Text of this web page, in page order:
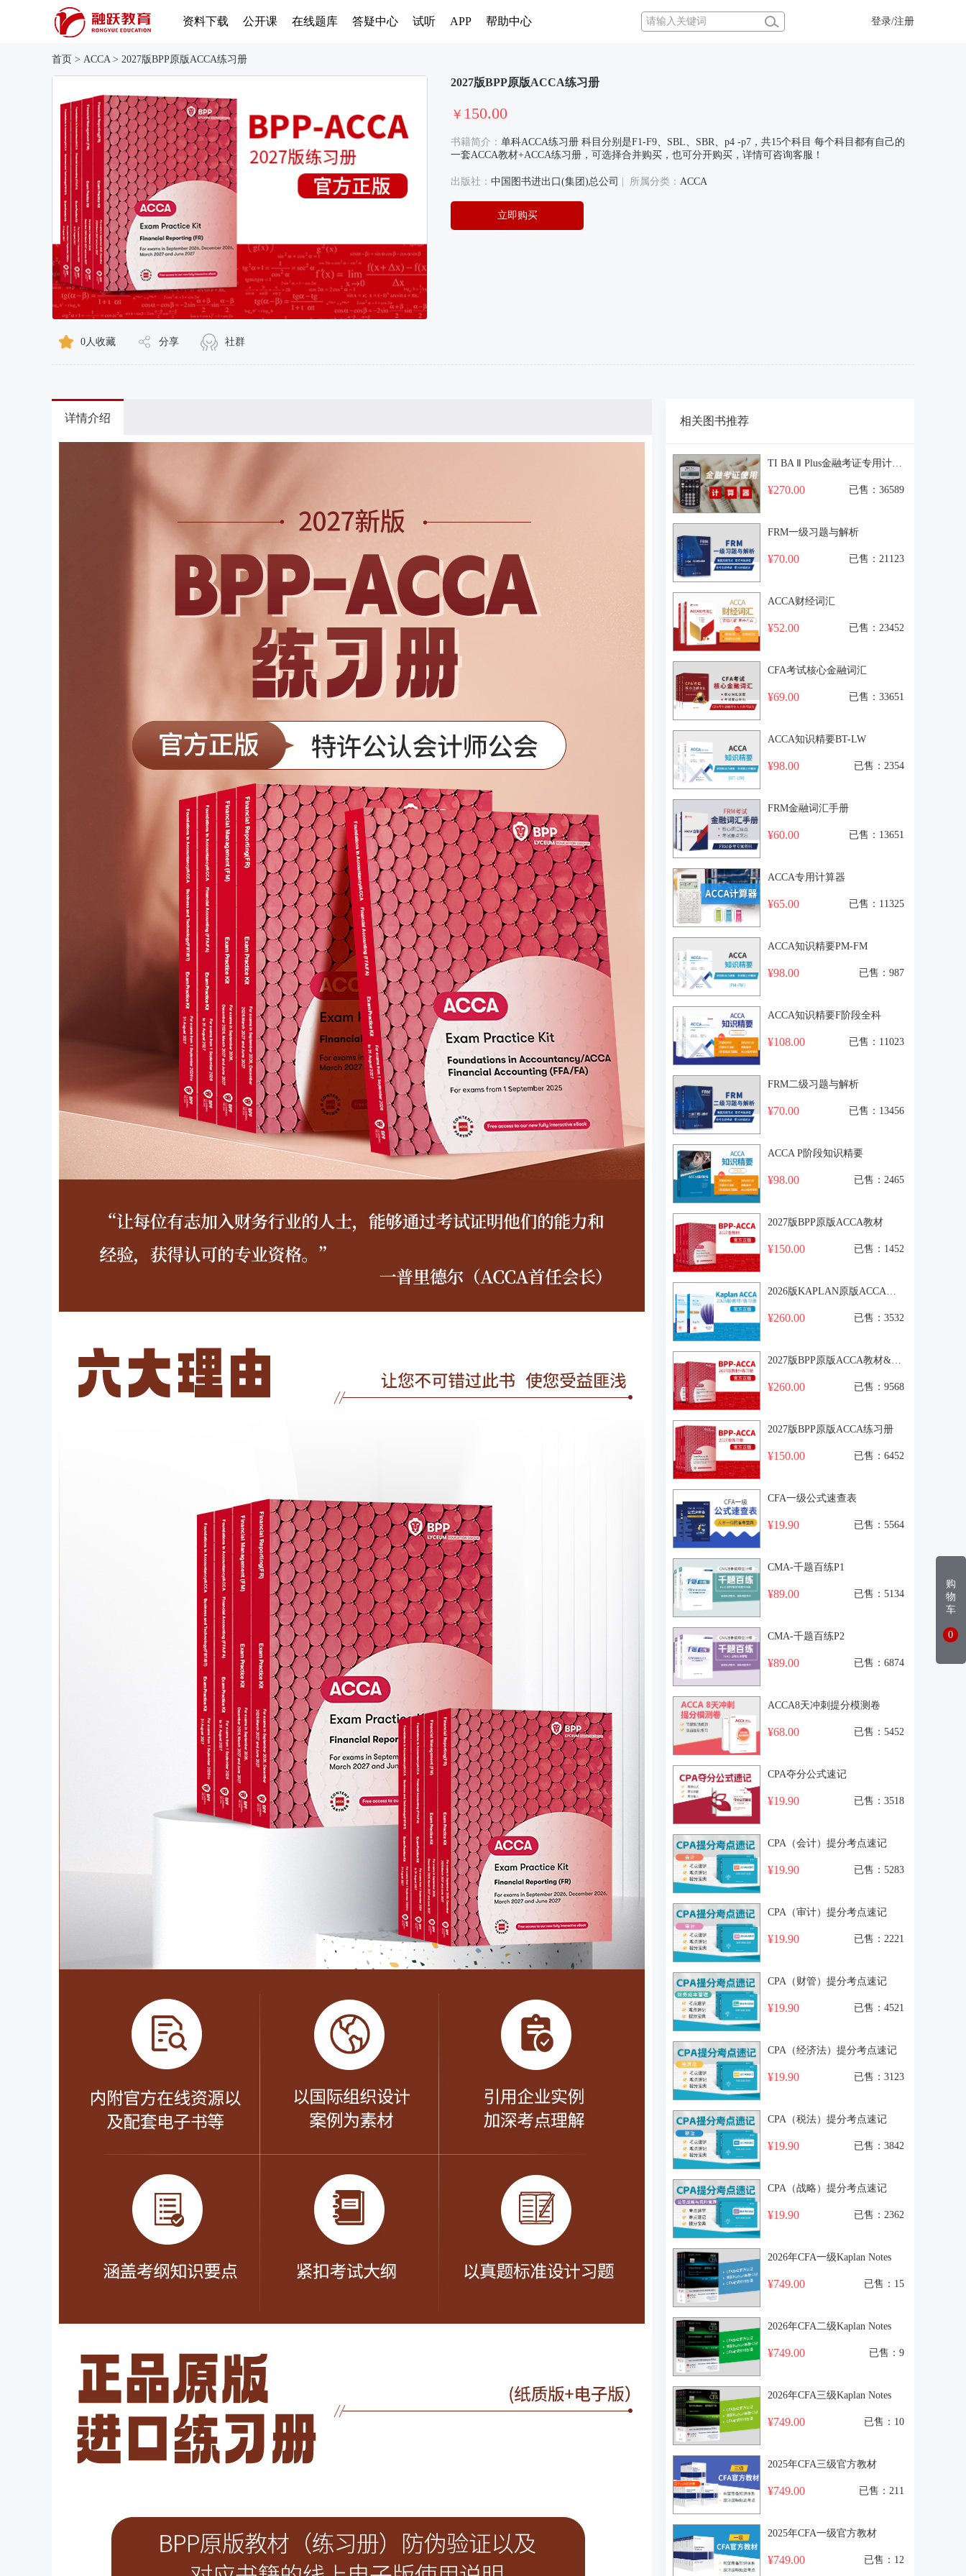
资料下载 公开课 在线题库 答疑中心 试听 APP 帮助中心 登录/注册
首页 > ACCA> 2027版BPP原版ACCA练习册
2027版BPP原版ACCA练习册
￥ 150.00
书籍简介： 单科ACCA练习册 科目分别是F1-F9、SBL、SBR、p4 -p7，共15个科目 每个科目都有自己的
一套ACCA教材+ACCA练习册，可选择合并购买，也可分开购买，详情可咨询客服！
出版社： 中国图书进出口(集团)总公司 | 所属分类： ACCA
立即购买
0人收藏 分享 社群
详情介绍 相关图书推荐
TI BA Ⅱ Plus金融考证专用计算器
¥270.00 已售：36589
FRM一级习题与解析
¥70.00 已售：21123
ACCA财经词汇
¥52.00 已售：23452
CFA考试核心金融词汇
¥69.00 已售：33651
ACCA知识精要BT-LW
¥98.00 已售：2354
FRM金融词汇手册
¥60.00 已售：13651
ACCA专用计算器
¥65.00 已售：11325
ACCA知识精要PM-FM
¥98.00 已售：987
ACCA知识精要F阶段全科
¥108.00 已售：11023
FRM二级习题与解析
¥70.00 已售：13456
ACCA P阶段知识精要
¥98.00 已售：2465
2027版BPP原版ACCA教材
¥150.00 已售：1452
2026版KAPLAN原版ACCA教材+练习册
¥260.00 已售：3532
2027版BPP原版ACCA教材&练习册
¥260.00 已售：9568
2027版BPP原版ACCA练习册
¥150.00 已售：6452
CFA一级公式速查表
¥19.90 已售：5564
CMA-千题百练P1
¥89.00 已售：5134
CMA-千题百练P2
¥89.00 已售：6874
ACCA8天冲刺提分模测卷
¥68.00 已售：5452
CPA夺分公式速记
¥19.90 已售：3518
CPA（会计）提分考点速记
¥19.90 已售：5283
CPA（审计）提分考点速记
¥19.90 已售：2221
CPA（财管）提分考点速记
¥19.90 已售：4521
CPA（经济法）提分考点速记
¥19.90 已售：3123
CPA（税法）提分考点速记
¥19.90 已售：3842
CPA（战略）提分考点速记
¥19.90 已售：2362
2026年CFA一级Kaplan Notes
¥749.00 已售：15
2026年CFA二级Kaplan Notes
¥749.00 已售：9
2026年CFA三级Kaplan Notes
¥749.00 已售：10
2025年CFA三级官方教材
¥749.00 已售：211
2025年CFA一级官方教材
¥749.00 已售：12
购
物
车
0